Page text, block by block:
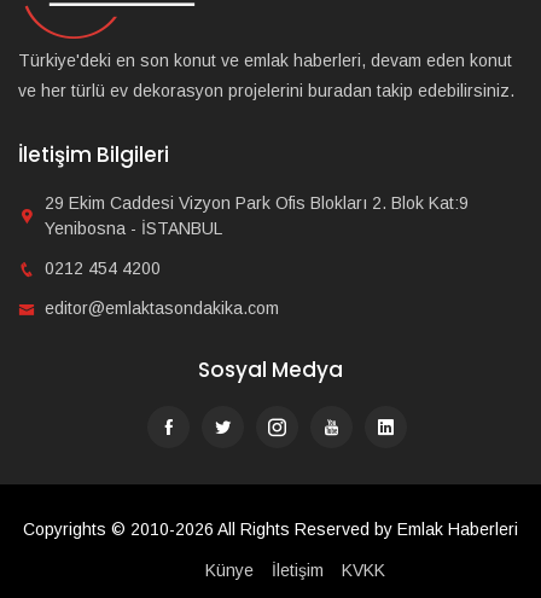
Türkiye'deki en son konut ve emlak haberleri, devam eden konut
ve her türlü ev dekorasyon projelerini buradan takip edebilirsiniz.
İletişim Bilgileri
29 Ekim Caddesi Vizyon Park Ofis Blokları 2. Blok Kat:9
Yenibosna - İSTANBUL
0212 454 4200
editor@emlaktasondakika.com
Sosyal Medya
Copyrights © 2010-2026 All Rights Reserved by Emlak Haberleri
Künye İletişim KVKK